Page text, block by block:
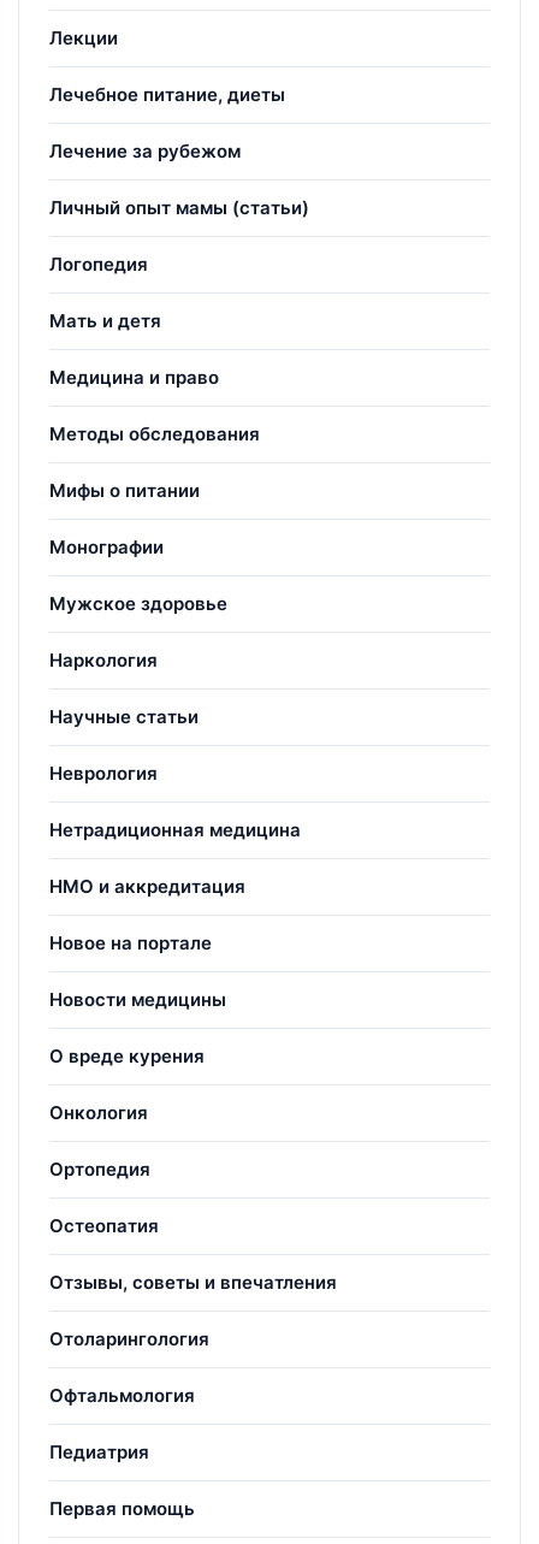
Лекции
Лечебное питание, диеты
Лечение за рубежом
Личный опыт мамы (статьи)
Логопедия
Мать и детя
Медицина и право
Методы обследования
Мифы о питании
Монографии
Мужское здоровье
Наркология
Научные статьи
Неврология
Нетрадиционная медицина
НМО и аккредитация
Новое на портале
Новости медицины
О вреде курения
Онкология
Ортопедия
Остеопатия
Отзывы, советы и впечатления
Отоларингология
Офтальмология
Педиатрия
Первая помощь